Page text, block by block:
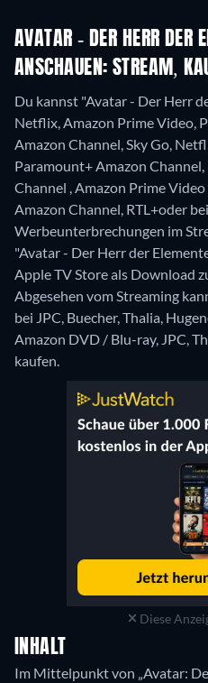
AVATAR - DER HERR DER
ANSCHAUEN: STREAM,
Du kannst "Avatar - Der Herr
Netflix, Amazon Prime Video,
Amazon Channel, Sky Go,
Paramount+ Amazon
Channel , Amazon Prime
Amazon Channel, RTL+oder
Werbeunterbrechungen im
"Avatar - Der Herr der
Apple TV Store als Download
Abgesehen vom Streaming
bei JPC, Buecher, Thalia,
Amazon DVD / Blu-ray, JPC,
kaufen.
Diese
INHALT
Im Mittelpunkt von „Avatar: